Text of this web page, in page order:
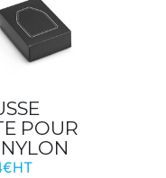
POUR